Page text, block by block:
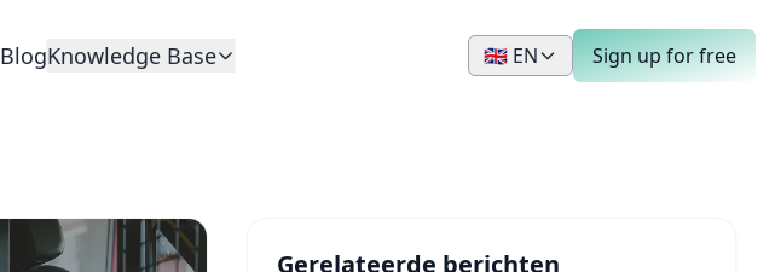
BlogKnowledge Base 🇬🇧 EN Sign up for free
Gerelateerde berichten